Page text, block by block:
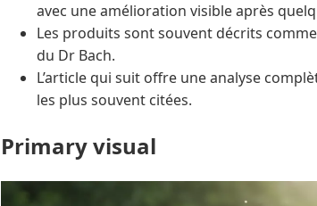
avec une amélioration visible après
Les produits sont souvent décrits
du Dr Bach.
L’article qui suit offre une analyse
les plus souvent citées.
Primary visual